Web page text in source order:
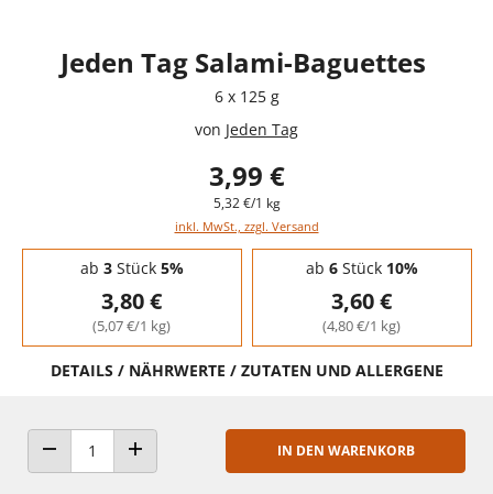
Jeden Tag Salami-Baguettes
6 x 125 g
von Jeden Tag
3,99 €
5,32 €/1 kg
inkl. MwSt., zzgl. Versand
Staffelpreise - Mengenrabatt
ab 3Stück 5%
3,80 €
(5,07 €/1 kg)
ab 6Stück 10%
3,60 €
(4,80 €/1 kg)
DETAILS / NÄHRWERTE / ZUTATEN UND ALLERGENE
ANZAHL VERRINGERNANZAHL ERHÖHEN
IN DEN WARENKORB